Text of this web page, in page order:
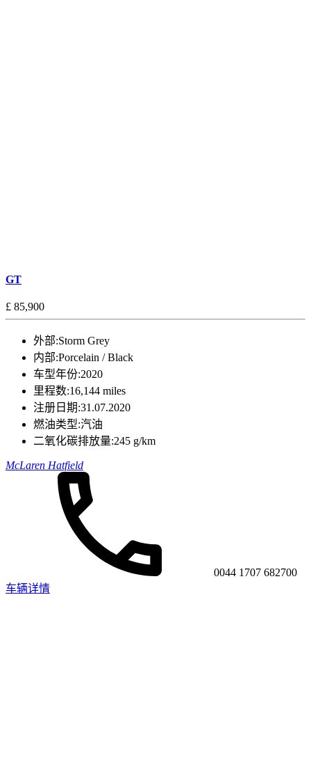
GT
£ 85,900
外部:Storm Grey
内部:Porcelain / Black
车型年份:2020
里程数:16,144 miles
注册日期:31.07.2020
燃油类型:汽油
二氧化碳排放量:245 g/km
McLaren Hatfield
0044 1707 682700
车辆详情